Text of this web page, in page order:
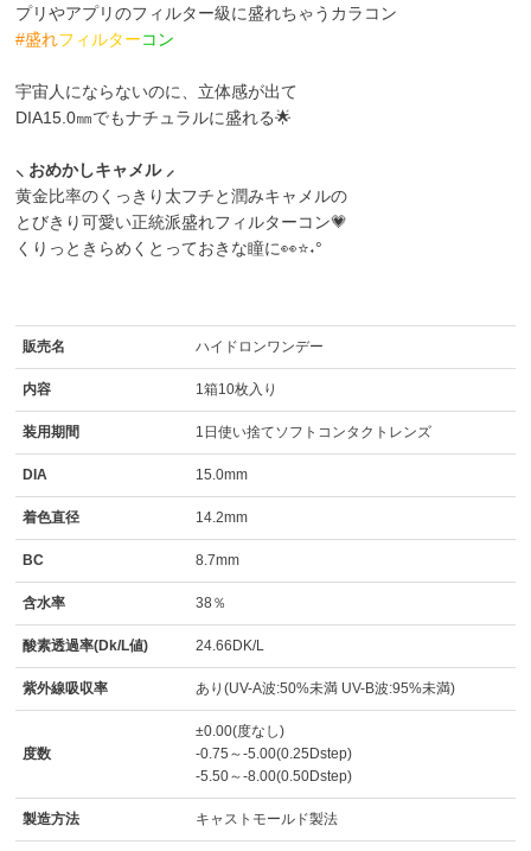
プリやアプリのフィルター級に盛れちゃうカラコン
#盛れフィルターコン
宇宙人にならないのに、立体感が出て
DIA15.0㎜でもナチュラルに盛れる🌟
⸜ おめかしキャメル ⸝
黄金比率のくっきり太フチと潤みキャメルの
とびきり可愛い正統派盛れフィルターコン💗
くりっときらめくとっておきな瞳に👀⭐˖°
販売名 ハイドロンワンデー
内容 1箱10枚入り
装用期間 1日使い捨てソフトコンタクトレンズ
DIA 15.0mm
着色直径 14.2mm
BC 8.7mm
含水率 38％
酸素透過率(Dk/L値) 24.66DK/L
紫外線吸収率 あり(UV-A波:50%未満 UV-B波:95%未満)
度数
±0.00(度なし)
-0.75～-5.00(0.25Dstep)
-5.50～-8.00(0.50Dstep)
製造方法 キャストモールド製法